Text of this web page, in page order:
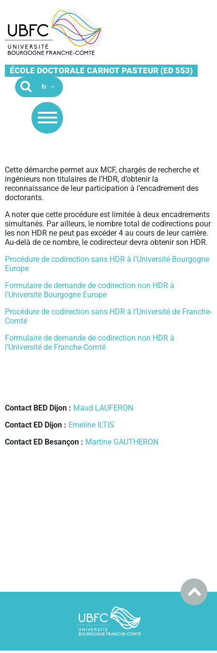
ÉCOLE DOCTORALE CARNOT PASTEUR (ED 553)
Cette démarche permet aux MCF, chargés de recherche et
ingénieurs non titulaires de l’HDR, d’obtenir la
reconnaissance de leur participation à l’encadrement des
doctorants.
A noter que cette procédure est limitée à deux encadrements
simultanés. Par ailleurs, le nombre total de codirections pour
les non HDR ne peut pas excéder 4 au cours de leur carrière.
Au-delà de ce nombre, le codirecteur devra obtenir son HDR.
Procédure de codirection sans HDR à l’Université Bourgogne
Europe
Formulaire de demande de codirection non HDR à
l’Université Bourgogne Europe
Procédure de codirection sans HDR à l’Université de Franche-
Comté
Formulaire de demande de codirection non HDR à
l’Université de Franche-Comté
Contact BED Dijon : Maud LAUFERON
Contact ED Dijon : Emeline ILTIS
Contact ED Besançon : Martine GAUTHERON